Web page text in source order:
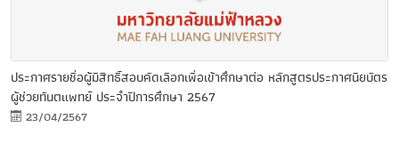
ประกาศรายชื่อผู้มีสิทธิ์สอบคัดเลือกเพื่อเข้าศึกษาต่อ หลักสูตรประกาศนียบัตร
ผู้ช่วยทันตแพทย์ ประจำปีการศึกษา 2567
23/04/2567